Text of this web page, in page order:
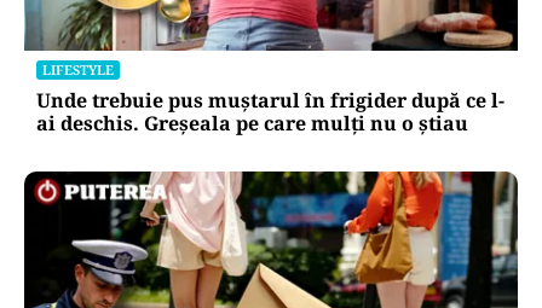
LIFESTYLE
Unde trebuie pus muștarul în frigider după ce l-
ai deschis. Greșeala pe care mulți nu o știau